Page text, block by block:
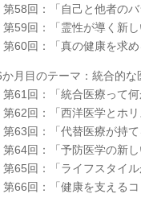
第58回：「自己と他者のバ
第59回：「霊性が導く新し
第60回：「真の健康を求め
か月目のテーマ：統合的な
第61回：「統合医療って何
第62回：「西洋医学とホ
第63回：「代替医療が持て
第64回：「予防医学の新し
第65回：「ライフスタイル
第66回：「健康を支えるコ